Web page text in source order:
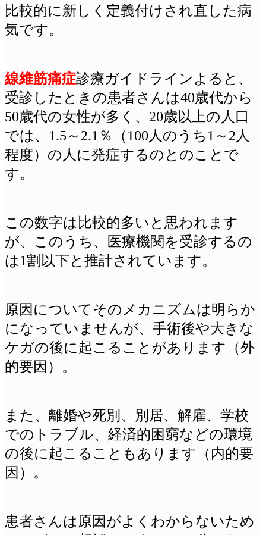
比較的に新しく定義付けされ直した病
気です。
線維筋痛症診療ガイドラインよると、
受診したときの患者さんは40歳代から
50歳代の女性が多く、20歳以上の人口
では、1.5～2.1％（100人のうち1～2人
程度）の人に発症するのとのことで
す。
この数字は比較的多いと思われます
が、このうち、医療機関を受診するの
は1割以下と推計されています。
原因についてそのメカニズムは明らか
になっていませんが、手術後や大きな
ケガの後に起こることがあります（外
的要因）。
また、離婚や死別、別居、解雇、学校
でのトラブル、経済的困窮などの環境
の後に起こることもあります（内的要
因）。
患者さんは原因がよくわからないため